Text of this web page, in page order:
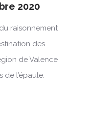
2020
raisonnement
des
de Valence
de l’épaule.